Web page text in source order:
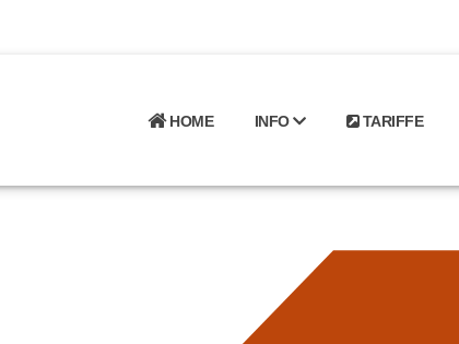
HOME INFO TARIFFE